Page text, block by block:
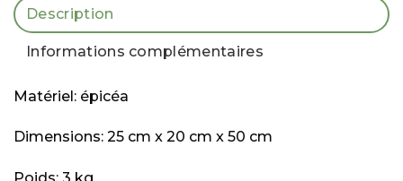
Description
Informations complémentaires
Matériel: épicéa
Dimensions: 25 cm x 20 cm x 50 cm